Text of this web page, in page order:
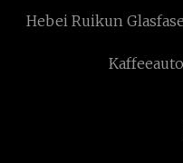
Hebei Ruikun Glasfaser